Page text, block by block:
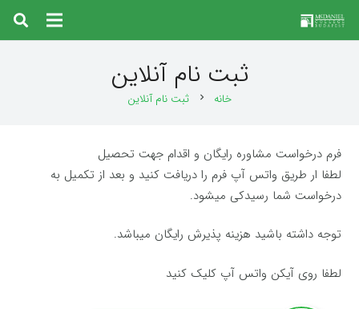
ثبت نام آنلاین
خانه chevron_right ثبت نام آنلاین
فرم درخواست مشاوره رایگان و اقدام جهت تحصیل
لطفا ار طریق واتس آپ فرم را دریافت کنید و بعد از تکمیل به
درخواست شما رسیدکی میشود.
توجه داشته باشید هزینه پذیرش رایگان میباشد.
لطفا روی آیکن واتس آپ کلیک کنید